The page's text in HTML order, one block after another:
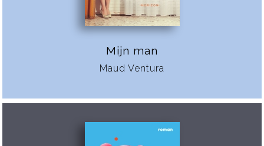
Mijn man
Maud Ventura